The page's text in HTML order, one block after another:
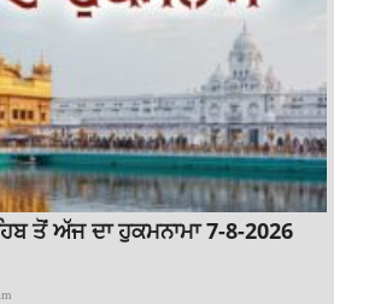
ਤੋਂ ਅੱਜ ਦਾ ਹੁਕਮਨਾਮਾ 7-8-2026